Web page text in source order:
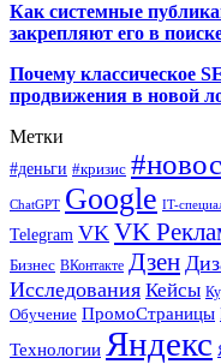
Как системные
закрепляют его в
Почему классическое
продвижения в новой
Метки
#деньги #кризис
ChatGPT Google IT-
Telegram VK VK
Бизнес ВКонтакте Дзен
Исследования Кейсы
Обучение ПромоСтраницы
Технологии Яндекс